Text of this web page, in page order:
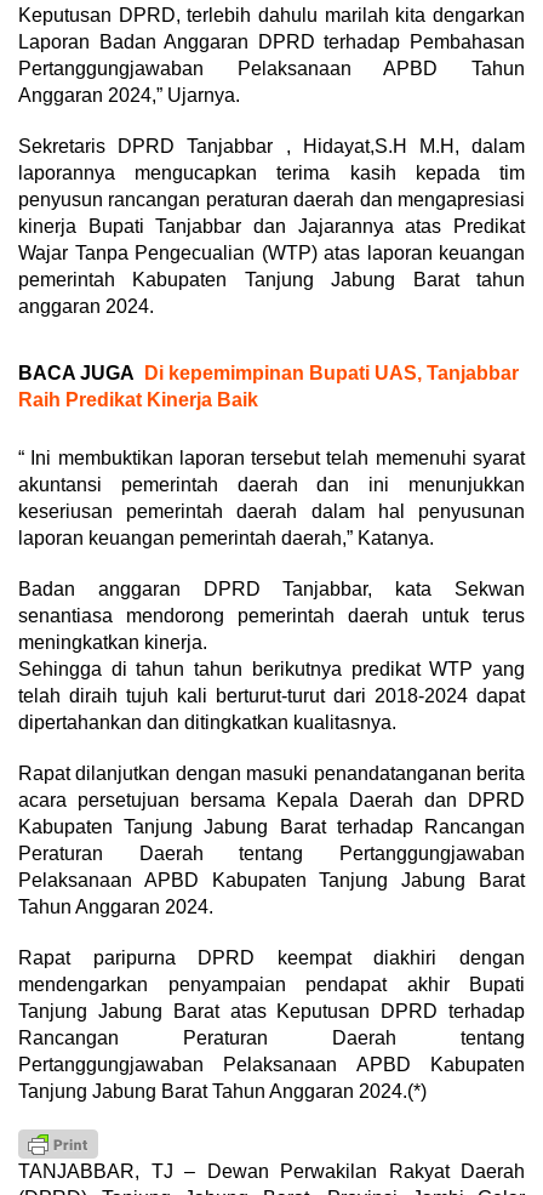
Keputusan DPRD, terlebih dahulu marilah kita dengarkan
Laporan Badan Anggaran DPRD terhadap Pembahasan
Pertanggungjawaban Pelaksanaan APBD Tahun
Anggaran 2024,” Ujarnya.
Sekretaris DPRD Tanjabbar , Hidayat,S.H M.H, dalam
laporannya mengucapkan terima kasih kepada tim
penyusun rancangan peraturan daerah dan mengapresiasi
kinerja Bupati Tanjabbar dan Jajarannya atas Predikat
Wajar Tanpa Pengecualian (WTP) atas laporan keuangan
pemerintah Kabupaten Tanjung Jabung Barat tahun
anggaran 2024.
BACA JUGA
Di kepemimpinan Bupati UAS, Tanjabbar
Raih Predikat Kinerja Baik
“ Ini membuktikan laporan tersebut telah memenuhi syarat
akuntansi pemerintah daerah dan ini menunjukkan
keseriusan pemerintah daerah dalam hal penyusunan
laporan keuangan pemerintah daerah,” Katanya.
Badan anggaran DPRD Tanjabbar, kata Sekwan
senantiasa mendorong pemerintah daerah untuk terus
meningkatkan kinerja.
Sehingga di tahun tahun berikutnya predikat WTP yang
telah diraih tujuh kali berturut-turut dari 2018-2024 dapat
dipertahankan dan ditingkatkan kualitasnya.
Rapat dilanjutkan dengan masuki penandatanganan berita
acara persetujuan bersama Kepala Daerah dan DPRD
Kabupaten Tanjung Jabung Barat terhadap Rancangan
Peraturan Daerah tentang Pertanggungjawaban
Pelaksanaan APBD Kabupaten Tanjung Jabung Barat
Tahun Anggaran 2024.
Rapat paripurna DPRD keempat diakhiri dengan
mendengarkan penyampaian pendapat akhir Bupati
Tanjung Jabung Barat atas Keputusan DPRD terhadap
Rancangan Peraturan Daerah tentang
Pertanggungjawaban Pelaksanaan APBD Kabupaten
Tanjung Jabung Barat Tahun Anggaran 2024.(*)
TANJABBAR, TJ – Dewan Perwakilan Rakyat Daerah